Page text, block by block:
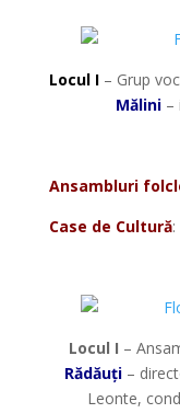
Locul I – Grup
Mălini–
Ansambluri
Case de Cultură:
Locul I –
Rădăuți –
Leonte,